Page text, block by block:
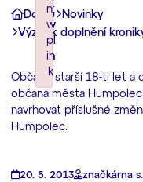
Domů
Novinky
Výzva k doplnění
Občané starší 18-ti let a
občana města
navrhovat příslušné
Humpolec.
20. 5. 2013 značkárna
n:
w
pl
in
k
Failed to initialize
n:
w
pl
in
k
Failed to initialize
n:
w
pl
in
k
Failed to initialize